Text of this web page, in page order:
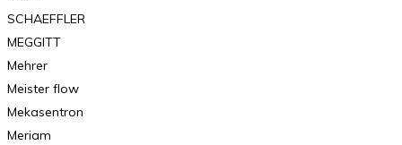
SCHAEFFLER
MEGGITT
Mehrer
Meister flow
Mekasentron
Meriam